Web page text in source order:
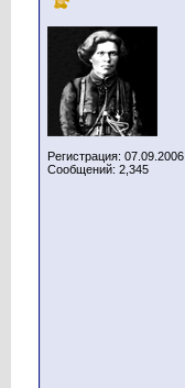
Регистрация: 07.09.2006
Сообщений: 2,345